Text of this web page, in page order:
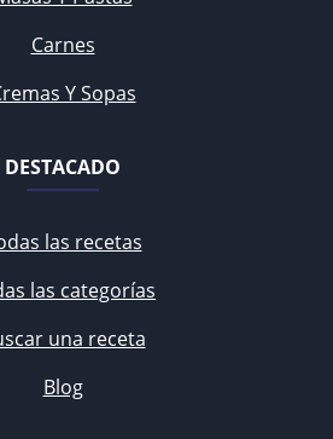
Carnes
Y Sopas
DESTACADO
las recetas
las categorías
una receta
Blog